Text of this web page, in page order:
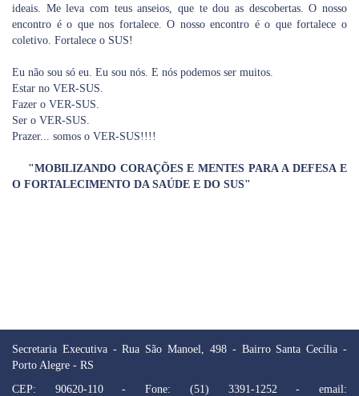
ideais. Me leva com teus anseios, que te dou as descobertas. O nosso
encontro é o que nos fortalece. O nosso encontro é o que fortalece o
coletivo. Fortalece o SUS!
Eu não sou só eu. Eu sou nós. E nós podemos ser muitos.
Estar no VER-SUS.
Fazer o VER-SUS.
Ser o VER-SUS.
Prazer... somos o VER-SUS!!!!
"MOBILIZANDO CORAÇÕES E MENTES PARA A DEFESA E
O FORTALECIMENTO DA SAÚDE E DO SUS"
Secretaria Executiva - Rua São Manoel, 498 - Bairro Santa Cecília -
Porto Alegre - RS
CEP: 90620-110 - Fone: (51) 3391-1252 - email: